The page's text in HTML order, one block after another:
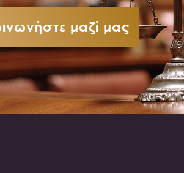
μαζί μας